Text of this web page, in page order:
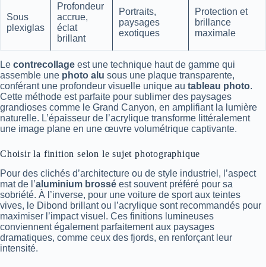
Sous
plexiglas
Profondeur
accrue,
éclat
brillant
Portraits,
paysages
exotiques
Protection et
brillance
maximale
Le contrecollage est une technique haut de gamme qui
assemble une photo alu sous une plaque transparente,
conférant une profondeur visuelle unique au tableau photo.
Cette méthode est parfaite pour sublimer des paysages
grandioses comme le Grand Canyon, en amplifiant la lumière
naturelle. L’épaisseur de l’acrylique transforme littéralement
une image plane en une œuvre volumétrique captivante.
Choisir la finition selon le sujet photographique
Pour des clichés d’architecture ou de style industriel, l’aspect
mat de l’aluminium brossé est souvent préféré pour sa
sobriété. À l’inverse, pour une voiture de sport aux teintes
vives, le Dibond brillant ou l’acrylique sont recommandés pour
maximiser l’impact visuel. Ces finitions lumineuses
conviennent également parfaitement aux paysages
dramatiques, comme ceux des fjords, en renforçant leur
intensité.